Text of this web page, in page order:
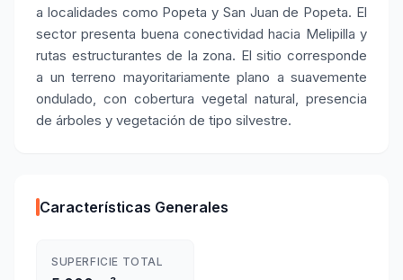
a localidades como Popeta y San Juan de Popeta. El
sector presenta buena conectividad hacia Melipilla y
rutas estructurantes de la zona. El sitio corresponde
a un terreno mayoritariamente plano a suavemente
ondulado, con cobertura vegetal natural, presencia
de árboles y vegetación de tipo silvestre.
Características Generales
SUPERFICIE TOTAL